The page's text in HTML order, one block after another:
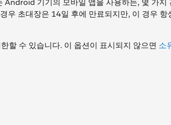
우 초대장은 14일 후에 만료되지만, 이 경우 항
할 수 있습니다. 이 옵션이 표시되지 않으면 소